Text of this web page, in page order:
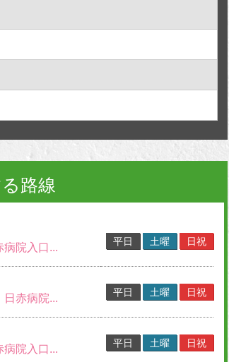
路線
院入口... 平日 土曜 日祝
赤病院... 平日 土曜 日祝
院入口... 平日 土曜 日祝